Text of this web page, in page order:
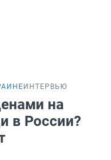
ИНТЕРВЬЮ
на
в России?